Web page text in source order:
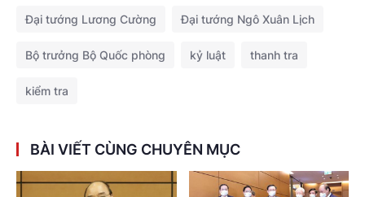
Đại tướng Lương Cường Đại tướng Ngô Xuân Lịch
Bộ trưởng Bộ Quốc phòng kỷ luật thanh tra
kiểm tra
BÀI VIẾT CÙNG CHUYÊN MỤC